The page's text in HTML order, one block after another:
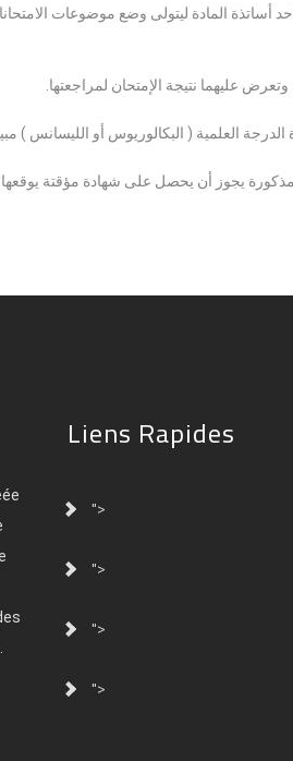
المادة ليتولى وضع موضوعات
عليهما نتيجة الإمتحان لمراجعتها.
العلمية ( البكالوريوس أو الليسانس )
يجوز أن يحصل على شهادة مؤقتة يوقعها
Liens Rapides
">
">
">
">